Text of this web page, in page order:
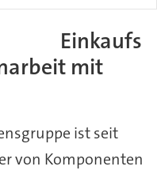
Einkaufs
mit
ist seit
von Komponenten